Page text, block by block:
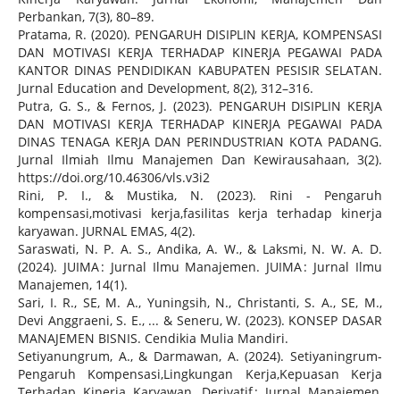
Perbankan, 7(3), 80–89.
Pratama, R. (2020). PENGARUH DISIPLIN KERJA, KOMPENSASI
DAN MOTIVASI KERJA TERHADAP KINERJA PEGAWAI PADA
KANTOR DINAS PENDIDIKAN KABUPATEN PESISIR SELATAN.
Jurnal Education and Development, 8(2), 312–316.
Putra, G. S., & Fernos, J. (2023). PENGARUH DISIPLIN KERJA
DAN MOTIVASI KERJA TERHADAP KINERJA PEGAWAI PADA
DINAS TENAGA KERJA DAN PERINDUSTRIAN KOTA PADANG.
Jurnal Ilmiah Ilmu Manajemen Dan Kewirausahaan, 3(2).
https://doi.org/10.46306/vls.v3i2
Rini, P. I., & Mustika, N. (2023). Rini - Pengaruh
kompensasi,motivasi kerja,fasilitas kerja terhadap kinerja
karyawan. JURNAL EMAS, 4(2).
Saraswati, N. P. A. S., Andika, A. W., & Laksmi, N. W. A. D.
(2024). JUIMA : Jurnal Ilmu Manajemen. JUIMA : Jurnal Ilmu
Manajemen, 14(1).
Sari, I. R., SE, M. A., Yuningsih, N., Christanti, S. A., SE, M.,
Devi Anggraeni, S. E., ... & Seneru, W. (2023). KONSEP DASAR
MANAJEMEN BISNIS. Cendikia Mulia Mandiri.
Setiyanungrum, A., & Darmawan, A. (2024). Setiyaningrum-
Pengaruh Kompensasi,Lingkungan Kerja,Kepuasan Kerja